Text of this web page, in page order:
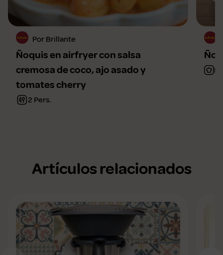
Por Brillante
Ñoquis en airfryer con salsa
cremosa de coco, ajo asado y
tomates cherry
2 Pers.
Artículos relacionados